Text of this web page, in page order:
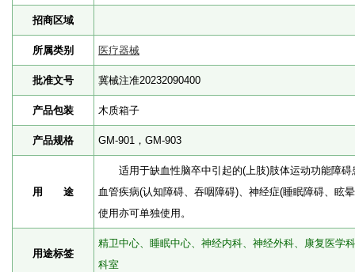
招商区域
所属类别 医疗器械
批准文号 冀械注准20232090400
产品包装 木质箱子
产品规格 GM-901，GM-903
用 途
适用于缺血性脑卒中引起的(上肢)肢体运动功能障碍
血管疾病(认知障碍、吞咽障碍)、神经症(睡眠障碍、眩
使用亦可单独使用。
用途标签
精卫中心、睡眠中心、神经内科、神经外科、康复医学
科室